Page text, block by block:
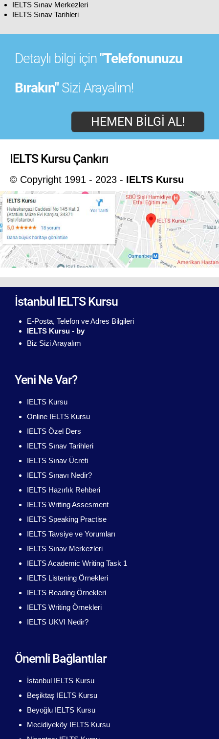
IELTS Sınav Merkezleri
IELTS Sınav Tarihleri
Detaylı bilgi için "Telefonunuzu
Bırakın" Sizi Arayalım!
HEMEN BILGI AL!
IELTS Kursu Çankırı
© Copyright 1991 - 2023 - IELTS Kursu
İstanbul IELTS Kursu
E-Posta, Telefon ve Adres Bilgileri
IELTS Kursu - by
Biz Sizi Arayalım
Yeni Ne Var?
IELTS Kursu
Online IELTS Kursu
IELTS Özel Ders
IELTS Sınav Tarihleri
IELTS Sınav Ücreti
IELTS Sınavı Nedir?
IELTS Hazırlık Rehberi
IELTS Writing Assesment
IELTS Speaking Practise
IELTS Tavsiye ve Yorumları
IELTS Sınav Merkezleri
IELTS Academic Writing Task 1
IELTS Listening Örnekleri
IELTS Reading Örnekleri
IELTS Writing Örnekleri
IELTS UKVI Nedir?
Önemli Bağlantılar
İstanbul IELTS Kursu
Beşiktaş IELTS Kursu
Beyoğlu IELTS Kursu
Mecidiyeköy IELTS Kursu